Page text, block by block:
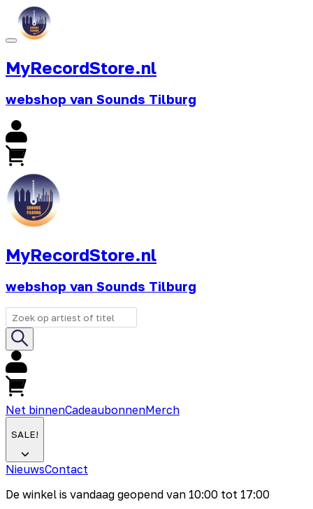
MyRecordStore.nl
webshop van Sounds Tilburg
MyRecordStore.nl
webshop van Sounds Tilburg
Net binnenCadeaubonnenMerch
SALE!
NieuwsContact
De winkel is vandaag geopend van 10:00 tot 17:00